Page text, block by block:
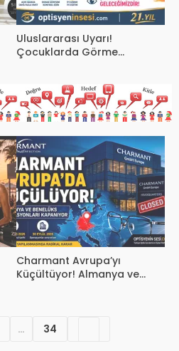
Uluslararası Uyarı!
Çocuklarda Görme
Charmant Avrupa’yı
Küçültüyor! Almanya ve
… 34